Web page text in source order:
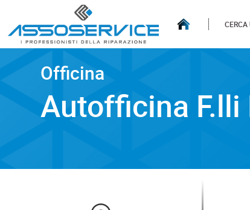
Officina
Autofficina F.lli Bavato
Officina
Autofficina F.lli